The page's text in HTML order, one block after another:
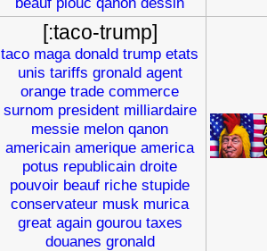
[:taco-trump]
taco maga donald trump etats
unis tariffs gronald agent
orange trade commerce
surnom president milliardaire
messie melon qanon
americain amerique america
potus republicain droite
pouvoir beauf riche stupide
conservateur musk murica
great again gourou taxes
douanes gronald